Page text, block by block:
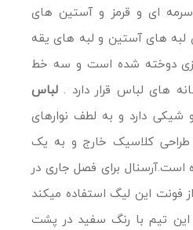
ای و قرمز و آستین های
های آستین و لبه های یقه
دوخته شده است و سه خط
های لباس قرار دارد . لباس
شیکی دارد و به لطف نوارهای
کلاسیک خارج و به یک
است.آرسنال برای فصل جاری در
فونت این لیگ استفاده میکند
این تیم با رنگ سفید در پشت